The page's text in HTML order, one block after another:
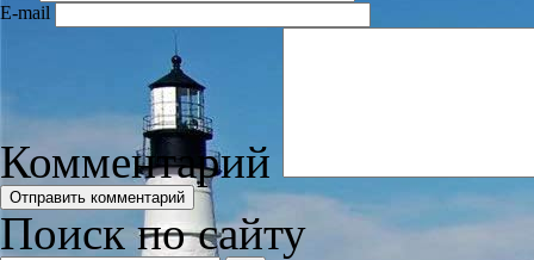
E-mail
Комментарий
Поиск по сайту